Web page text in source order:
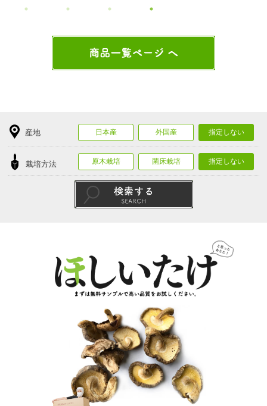
産地 日本産 外国産 指定しない
栽培方法 原木栽培 菌床栽培 指定しない